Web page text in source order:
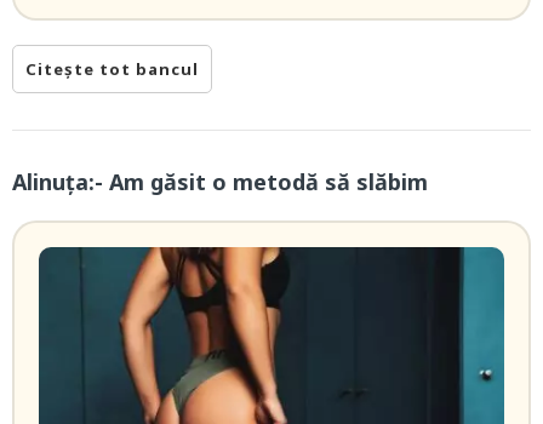
Citește tot bancul
Alinuța:- Am găsit o metodă să slăbim